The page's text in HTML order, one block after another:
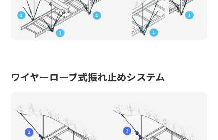
ワイヤーロープ式振れ止めシステム